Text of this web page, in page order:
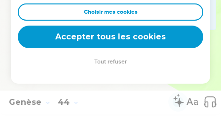
c'est une pratique abominable à leurs yeux.
Les frères de Joseph s'assirent en sa présence, de l’aîné
au plus jeune en fonction de leur âge. Ils se regardaient les
uns les autres avec étonnement.
Joseph leur fit porter des plats qui étaient devant lui et
Genèse 44
Choisir mes cookies
Accepter tous les cookies
Tout refuser